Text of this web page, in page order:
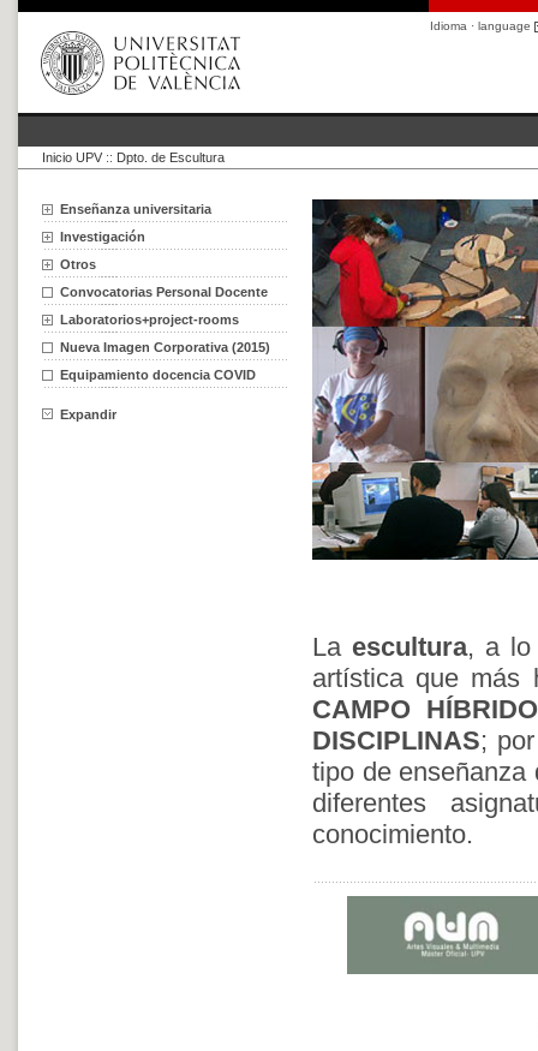
Idioma · language
Inicio UPV :: Dpto. de Escultura
Enseñanza universitaria
Investigación
Otros
Convocatorias Personal Docente
Laboratorios+project-rooms
Nueva Imagen Corporativa (2015)
Equipamiento docencia COVID
Expandir
La escultura, a lo
artística que más
CAMPO
DISCIPLINAS;
tipo de enseñanza
diferentes
conocimiento.